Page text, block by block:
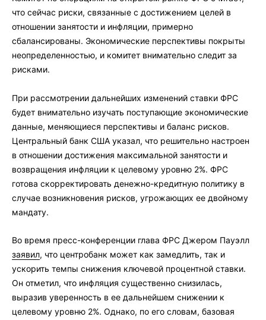
что сейчас риски, связанные с достижением целей в
отношении занятости и инфляции, примерно
сбалансированы. Экономические перспективы покрыты
неопределенностью, и комитет внимательно следит за
рисками.
При рассмотрении дальнейших изменений ставки ФРС
будет внимательно изучать поступающие экономические
данные, меняющиеся перспективы и баланс рисков.
Центральный банк США указал, что решительно настроен
в отношении достижения максимальной занятости и
возвращения инфляции к целевому уровню 2%. ФРС
готова скорректировать денежно-кредитную политику в
случае возникновения рисков, угрожающих ее двойному
мандату.
Во время пресс-конференции глава ФРС Джером Пауэлл
заявил, что центробанк может как замедлить, так и
ускорить темпы снижения ключевой процентной ставки.
Он отметил, что инфляция существенно снизилась,
выразив уверенность в ее дальнейшем снижении к
целевому уровню 2%. Однако, по его словам, базовая